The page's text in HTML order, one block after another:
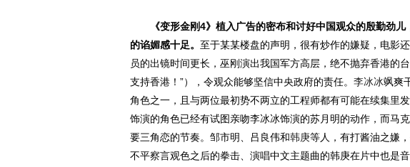
《变形金刚4》植入广告的密布和讨好中国观众的殷勤劲
的谄媚感十足。 至于某某楼盘的声明，很有炒作的嫌疑，电影
员的出镜时间更长，巫刚演出我国军方高层，绝不抛弃香港的
支持香港！”），令观众能够坚信中央政府的责任。 李冰冰飒爽
角色之一，且与两位最初势不两立的工程师都有可能在续集里
饰演的角色已经有试图亲吻李冰冰饰演的苏月明的动作，而马
要三角恋的节奏。邹市明、吕良伟和韩庚等人，有打酱油之嫌
不平察言观色之后的拳击、演唱中文主题曲的韩庚在片中也是